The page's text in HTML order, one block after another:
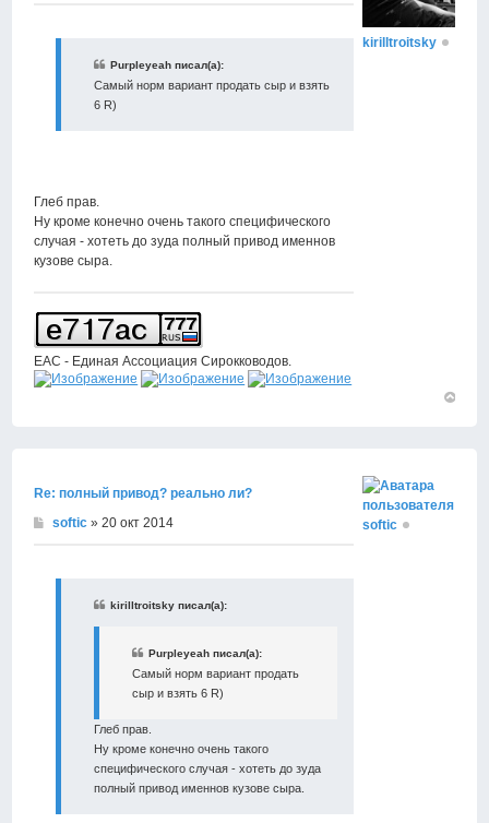
Purpleyeah писал(а):
Самый норм вариант продать сыр и взять
6 R)
Глеб прав.
Ну кроме конечно очень такого специфического
случая - хотеть до зуда полный привод именнов
кузове сыра.
ЕАС - Единая Ассоциация Сирокководов.
kirilltroitsky
Re: полный привод? реально ли?
softic » 20 окт 2014
kirilltroitsky писал(а):
Purpleyeah писал(а):
Самый норм вариант продать
сыр и взять 6 R)
Глеб прав.
Ну кроме конечно очень такого
специфического случая - хотеть до зуда
полный привод именнов кузове сыра.
softic